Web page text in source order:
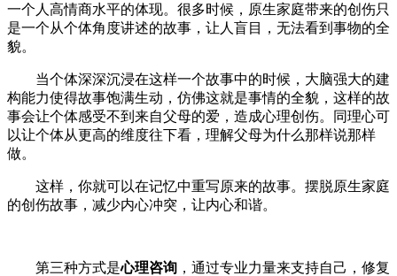
一个人高情商水平的体现。很多时候，原生家庭带来的创伤只
是一个从个体角度讲述的故事，让人盲目，无法看到事物的全
貌。
当个体深深沉浸在这样一个故事中的时候，大脑强大的建
构能力使得故事饱满生动，仿佛这就是事情的全貌，这样的故
事会让个体感受不到来自父母的爱，造成心理创伤。同理心可
以让个体从更高的维度往下看，理解父母为什么那样说那样
做。
这样，你就可以在记忆中重写原来的故事。摆脱原生家庭
的创伤故事，减少内心冲突，让内心和谐。
第三种方式是心理咨询 ，通过专业力量来支持自己，修复